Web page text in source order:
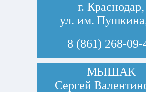
г. Краснодар,
ул. им.
8 (861) 268-09-
МЫШАК
Сергей